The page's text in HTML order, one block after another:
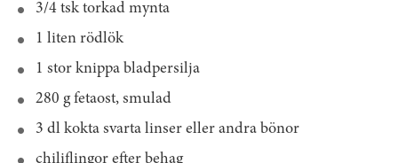
3/4 tsk torkad mynta
1 liten rödlök
1 stor knippa bladpersilja
280 g fetaost, smulad
3 dl kokta svarta linser eller andra bönor
chiliflingor efter behag